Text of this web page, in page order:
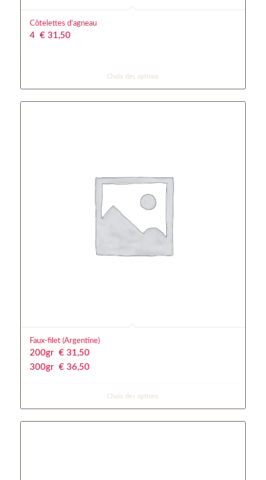
Côtelettes d’agneau
4 € 31,50
Choix des options
Faux-filet (Argentine)
200gr € 31,50
300gr € 36,50
Choix des options